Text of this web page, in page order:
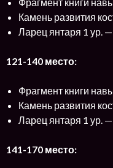
Камень развития
Ларец янтаря 1 ур.
121-140 место:
Фрагмент книги
Камень развития
Ларец янтаря 1 ур.
141-170 место: